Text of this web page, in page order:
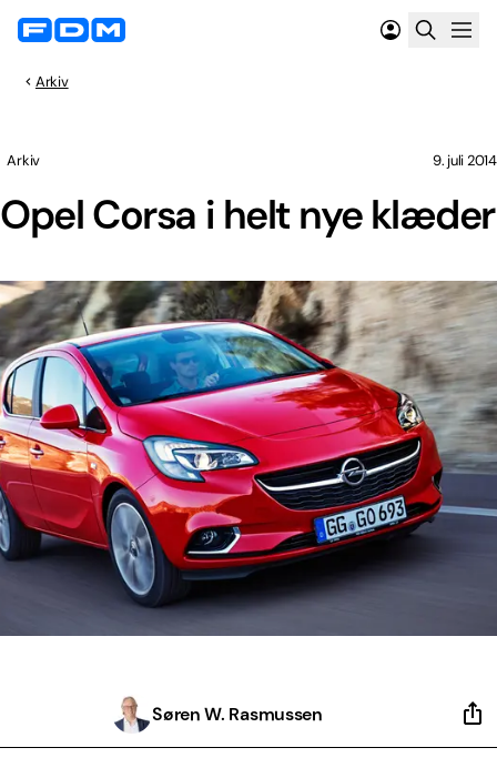
Arkiv
Opel Corsa i helt nye klæder
Arkiv 9. juli 2014
Søren W. Rasmussen